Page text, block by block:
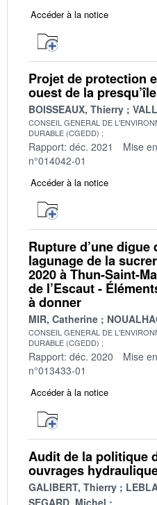
Accéder à la notice
Projet de protection
ouest de la
BOISSEAUX, Thierry
CONSEIL GENERAL DE
DURABLE (CGEDD)
Rapport: déc. 2021 Mise
n°014042-01
Accéder à la notice
Rupture d’une digue
lagunage de la
2020 à Thun-Saint-
de l’Escaut -
à donner
MIR, Catherine
CONSEIL GENERAL DE
DURABLE (CGEDD)
Rapport: déc. 2020 Mise
n°013433-01
Accéder à la notice
Audit de la politique
ouvrages
GALIBERT, Thierry
SEGARD, Michel